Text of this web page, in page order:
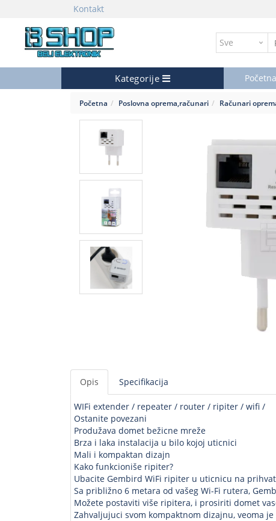
Kontakt
Kategorije Početna
Početna Poslovna oprema,računari Računari
Opis Specifikacija
WIFi extender / repeater / router / ripiter / wifi /
Ostanite povezani
Produžava domet bežicne mreže
Brza i laka instalacija u bilo kojoj uticnici
Mali i kompaktan dizajn
Kako funkcioniše ripiter?
Ubacite Gembird WiFi ripiter u uticnicu na
Sa približno 6 metara od vašeg Wi-Fi rutera,
Možete postaviti više ripitera, i prosiriti domet
Zahvaljujuci svom kompaktnom dizajnu, veoma